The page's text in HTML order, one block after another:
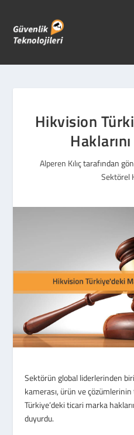
Hikvision
Alperen Kılıçtarafından
Sektörel
Sektörün global liderlerinden
kamerası, ürün ve
Türkiye’deki ticari marka
duyurdu.